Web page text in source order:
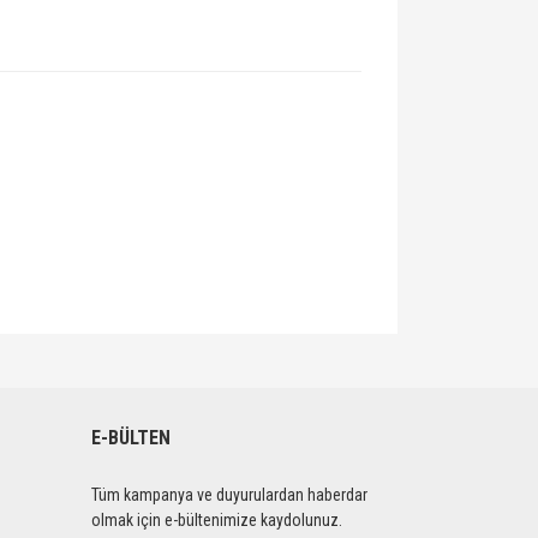
E-BÜLTEN
Tüm kampanya ve duyurulardan haberdar
olmak için e-bültenimize kaydolunuz.